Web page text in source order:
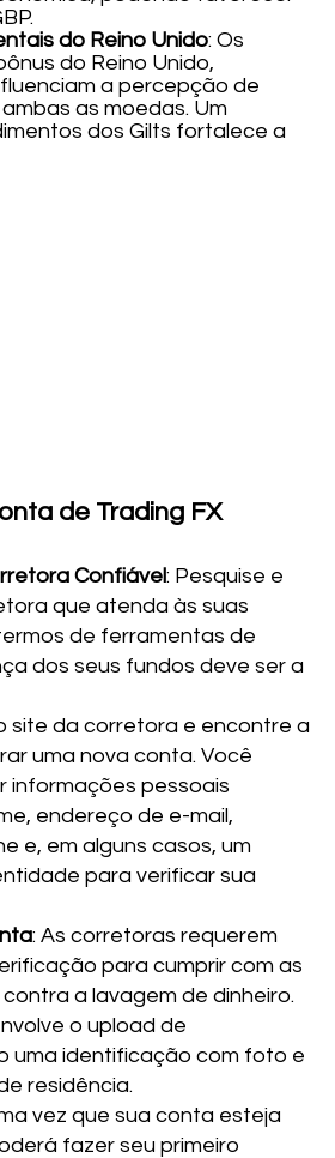
do Reino Unido: Os
do Reino Unido,
a percepção de
as moedas. Um
dos Gilts fortalece a
de Trading FX
Confiável: Pesquise e
que atenda às suas
de ferramentas de
dos seus fundos deve ser a
site da corretora e encontre a
uma nova conta. Você
informações pessoais
endereço de e-mail,
e, em alguns casos, um
para verificar sua
: As corretoras requerem
para cumprir com as
a lavagem de dinheiro.
o upload de
uma identificação com foto e
residência.
vez que sua conta esteja
fazer seu primeiro